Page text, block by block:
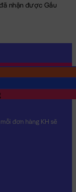
nhận được Gấu
đơn hàng KH sẽ